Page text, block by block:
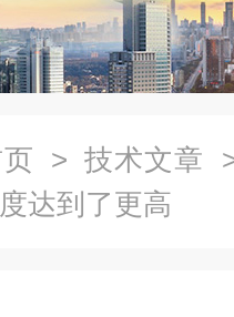
> 技术文章
达到了更高